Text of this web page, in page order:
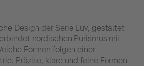
Design der Serie Luv, gestaltet
nordischen Purismus mit
Formen folgen einer
Präzise, klare und feine Formen